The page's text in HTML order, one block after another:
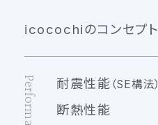
icocochiのコンセプト
Performance 耐震性能 （SE構法）
断熱性能